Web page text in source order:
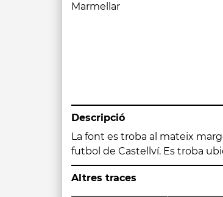
Marmellar
Descripció
La font es troba al mateix
futbol de Castellví. Es troba
fa difícil veure-la. Dues
Altres traces